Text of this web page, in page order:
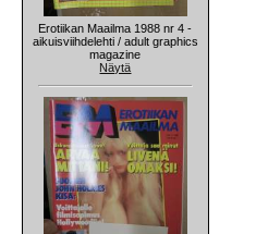
Erotiikan Maailma 1988 nr 4 -
aikuisviihdelehti / adult graphics
magazine
Näytä